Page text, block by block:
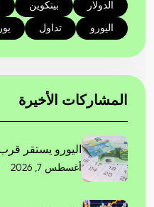
الدولار بيتكوين
اليورو تداول
المشاركات الأخيرة
اليورو يستقر قرب 1.1520 في
أغسطس 7, 2026